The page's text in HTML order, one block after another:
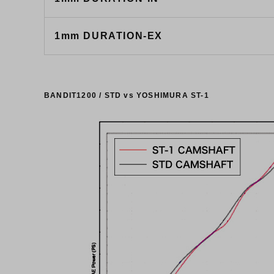
1mm DURATION-EX
BANDIT1200 / STD vs YOSHIMURA ST-1